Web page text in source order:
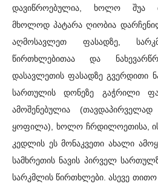
დავიწროებულია, ხოლო შუა
მხოლოდ პატარა ღიობია
აღმოსავლეთ ფასადზე,
წირთხლებითაა და
დასავლეთის ფასადზე გვერდითი
სართულის დონეზე გაჭრილი
ამოშენებულია
ყოფილა), ხოლო ჩრდილოეთისა,
კედლის ეს მონაკვეთი ახალი
სამხრეთის ნავის პირველ
სარკმლის წირთხლები. ასევე